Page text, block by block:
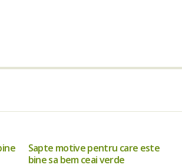
Sapte motive pentru care este
bine sa bem ceai verde